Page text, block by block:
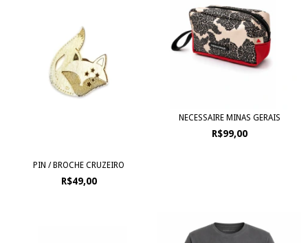
PIN / BROCHE CRUZEIRO
R$49,00
NECESSAIRE MINAS GERAIS
R$99,00